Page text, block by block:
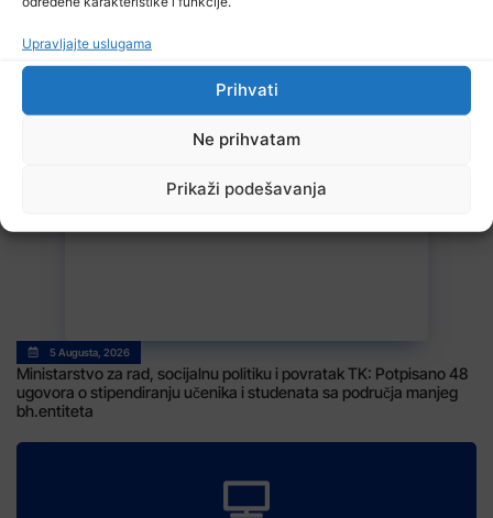
Upravljajte uslugama
Prihvati
Ne prihvatam
Prikaži podešavanja
5 Augusta, 2026
Ministarstvo za rad, socijalnu politiku i povratak TK: Potpisano 48
ugovora o stipendiranju učenika i studenata sa područja manjeg
bh.entiteta